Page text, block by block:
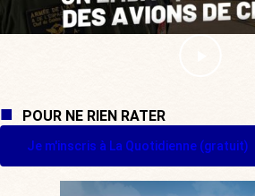
POUR NE RIEN RATER
Je m'inscris à La Quotidienne (gratuit)